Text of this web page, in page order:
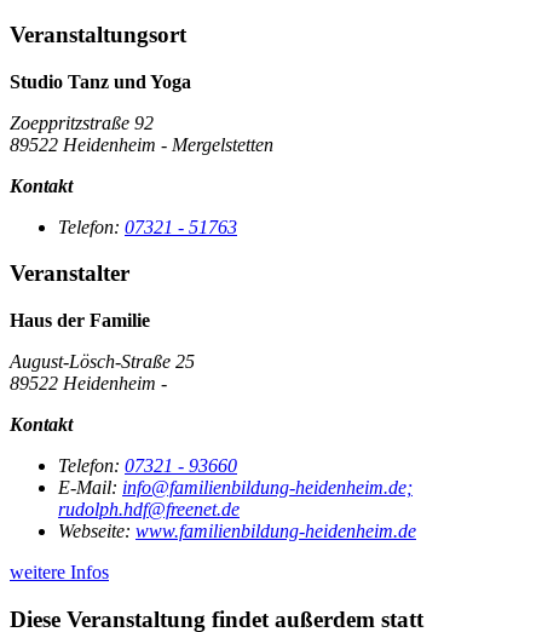
Veranstaltungsort
Studio Tanz und Yoga
Zoeppritzstraße 92
89522 Heidenheim - Mergelstetten
Kontakt
Telefon: 07321 - 51763
Veranstalter
Haus der Familie
August-Lösch-Straße 25
89522 Heidenheim -
Kontakt
Telefon: 07321 - 93660
E-Mail: info@familienbildung-heidenheim.de;
rudolph.hdf@freenet.de
Webseite: www.familienbildung-heidenheim.de
weitere Infos
Diese Veranstaltung findet außerdem statt